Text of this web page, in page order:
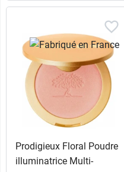
Prodigieux Floral Poudre
illuminatrice Multi-